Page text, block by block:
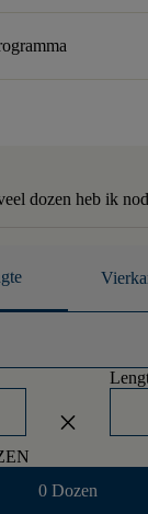
dozen heb ik
close
0 Dozen